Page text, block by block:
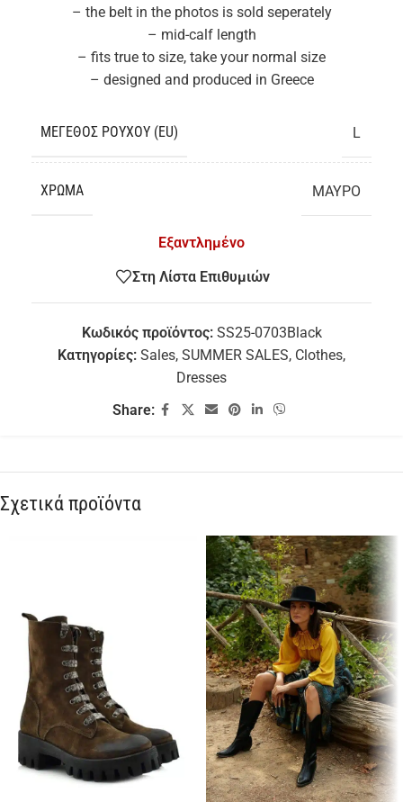
– the belt in the photos is sold seperately
– mid-calf length
– fits true to size, take your normal size
– designed and produced in Greece
ΜΈΓΕΘΟΣ ΡΟΎΧΟΥ (EU) L
ΧΡΏΜΑ ΜΑΥΡΟ
Εξαντλημένο
Στη Λίστα Επιθυμιών
Κωδικός προϊόντος: SS25-0703Black
Κατηγορίες: Sales, SUMMER SALES, Clothes,
Dresses
Share:
Σχετικά προϊόντα